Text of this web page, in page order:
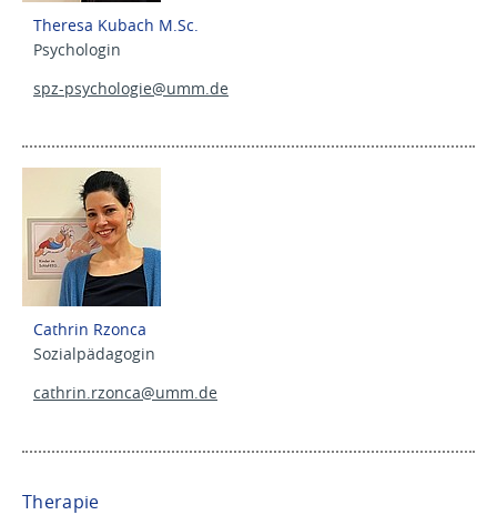
Theresa Kubach M.Sc.
Psychologin
spz-psychologie@umm.de
Cathrin Rzonca
Sozialpädagogin
cathrin.rzonca@umm.de
Therapie